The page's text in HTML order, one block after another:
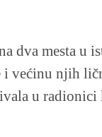
dva mesta u
većinu njih
u